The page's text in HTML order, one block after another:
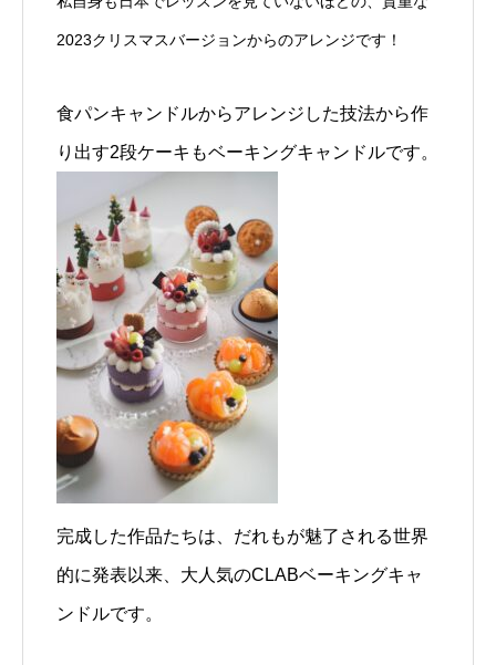
2023クリスマスバージョンからのアレンジです！
食パンキャンドルからアレンジした技法から作
り出す2段ケーキもベーキングキャンドルです。
完成した作品たちは、だれもが魅了される世界
的に発表以来、大人気のCLABベーキングキャ
ンドルです。